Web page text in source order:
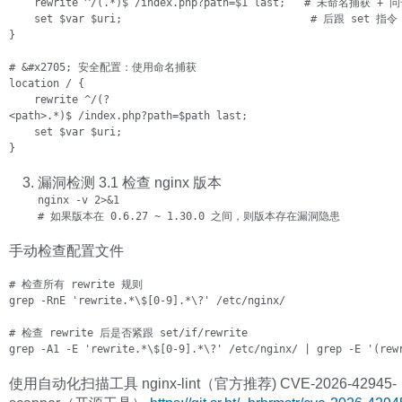
rewrite ^/(.*)$ /index.php?path=$1 last;   # 未命名捕获 + 问
    set $var $uri;                              # 后跟 set 指令
}
# &#x2705; 安全配置：使用命名捕获
location / {
    rewrite ^/(?
<path>.*)$ /index.php?path=$path last;
    set $var $uri;
}
漏洞检测 3.1 检查 nginx 版本
nginx -v 2>&1
# 如果版本在 0.6.27 ~ 1.30.0 之间，则版本存在漏洞隐患
手动检查配置文件
# 检查所有 rewrite 规则
grep -RnE 'rewrite.*\$[0-9].*\?' /etc/nginx/
# 检查 rewrite 后是否紧跟 set/if/rewrite
grep -A1 -E 'rewrite.*\$[0-9].*\?' /etc/nginx/ | grep -E
使用自动化扫描工具 nginx-lint（官方推荐) CVE-2026-42945-